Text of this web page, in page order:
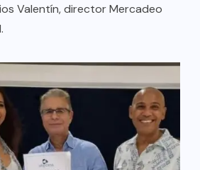
Valentín, director Mercadeo